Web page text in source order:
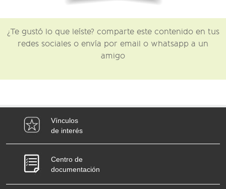
¿Te gustó lo que leíste? comparte este contenido en tus
redes sociales o envía por email o whatsapp a un
amigo
Vínculos
de interés
Centro de
documentación